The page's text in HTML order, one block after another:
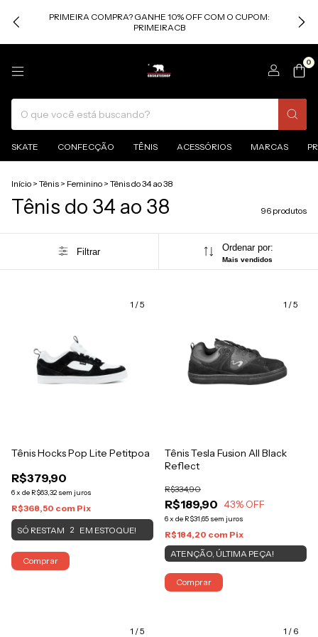
PRIMEIRA COMPRA? GANHE 10% OFF COM O CUPOM:
PRIMEIRACB
0
SKATE CONFECÇÃO TÊNIS ACESSÓRIOS MARCAS
Início > Tênis > Feminino > Tênis do 34 ao 38
Tênis do 34 ao 38 96 produtos
Filtrar Ordenar por:
Mais vendidos
1 /5
Tênis Hocks Pop Lite Petitpoa
R$379,90
6x de R$63,32 sem juros
R$368,50 com Pix
SÓ RESTAM 2 EM ESTOQUE!
Comprar
1 /5
Tênis Tesla Fusion All Black
Reflect
R$189,90
R$334,90
43% OFF
6x de R$31,65 sem juros
R$184,20 com Pix
ATENÇÃO, ÚLTIMA PEÇA!
Comprar
1 /5 1 / 6